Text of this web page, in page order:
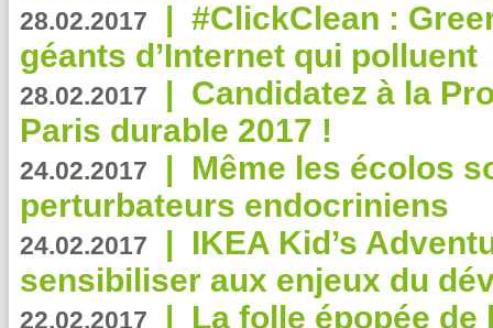
28.02.2017 | #ClickClean :
géants d’Internet qui polluent
28.02.2017 | Candidatez à la
Paris durable 2017 !
24.02.2017 | Même les écolos
perturbateurs endocriniens
24.02.2017 | IKEA Kid’s
sensibiliser aux enjeux du
22.02.2017 | La folle épopée de